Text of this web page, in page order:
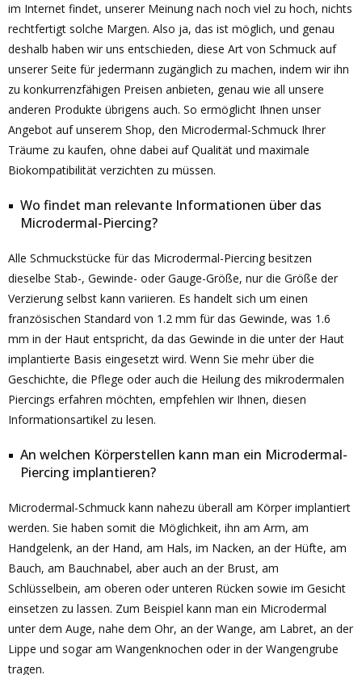
im Internet findet, unserer Meinung nach noch viel zu hoch, nichts
rechtfertigt solche Margen. Also ja, das ist möglich, und genau
deshalb haben wir uns entschieden, diese Art von Schmuck auf
unserer Seite für jedermann zugänglich zu machen, indem wir ihn
zu konkurrenzfähigen Preisen anbieten, genau wie all unsere
anderen Produkte übrigens auch. So ermöglicht Ihnen unser
Angebot auf unserem Shop, den Microdermal-Schmuck Ihrer
Träume zu kaufen, ohne dabei auf Qualität und maximale
Biokompatibilität verzichten zu müssen.
Wo findet man relevante Informationen über das
Microdermal-Piercing?
Alle Schmuckstücke für das Microdermal-Piercing besitzen
dieselbe Stab-, Gewinde- oder Gauge-Größe, nur die Größe der
Verzierung selbst kann variieren. Es handelt sich um einen
französischen Standard von 1.2 mm für das Gewinde, was 1.6
mm in der Haut entspricht, da das Gewinde in die unter der Haut
implantierte Basis eingesetzt wird. Wenn Sie mehr über die
Geschichte, die Pflege oder auch die Heilung des mikrodermalen
Piercings erfahren möchten, empfehlen wir Ihnen, diesen
Informationsartikel zu lesen.
An welchen Körperstellen kann man ein Microdermal-
Piercing implantieren?
Microdermal-Schmuck kann nahezu überall am Körper implantiert
werden. Sie haben somit die Möglichkeit, ihn am Arm, am
Handgelenk, an der Hand, am Hals, im Nacken, an der Hüfte, am
Bauch, am Bauchnabel, aber auch an der Brust, am
Schlüsselbein, am oberen oder unteren Rücken sowie im Gesicht
einsetzen zu lassen. Zum Beispiel kann man ein Microdermal
unter dem Auge, nahe dem Ohr, an der Wange, am Labret, an der
Lippe und sogar am Wangenknochen oder in der Wangengrube
tragen.